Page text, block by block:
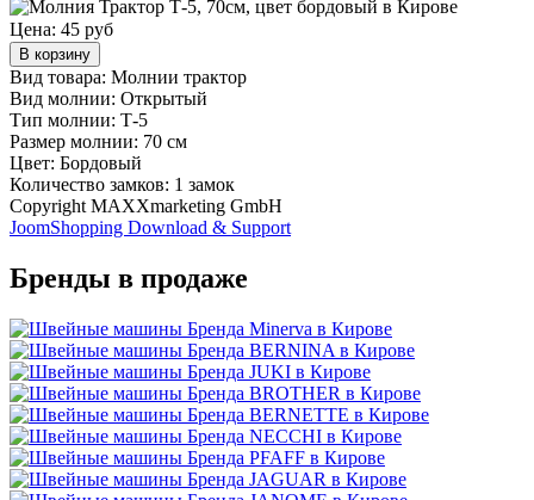
Цена: 45 руб
В корзину
Вид товара: Молнии трактор
Вид молнии: Открытый
Тип молнии: Т-5
Размер молнии: 70 см
Цвет: Бордовый
Количество замков: 1 замок
Copyright MAXXmarketing GmbH
JoomShopping Download & Support
Бренды в продаже